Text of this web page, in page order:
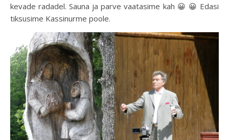
kevade radadel. Sauna ja parve vaatasime kah 😀 😀 Edasi
tiksusime Kassinurme poole.